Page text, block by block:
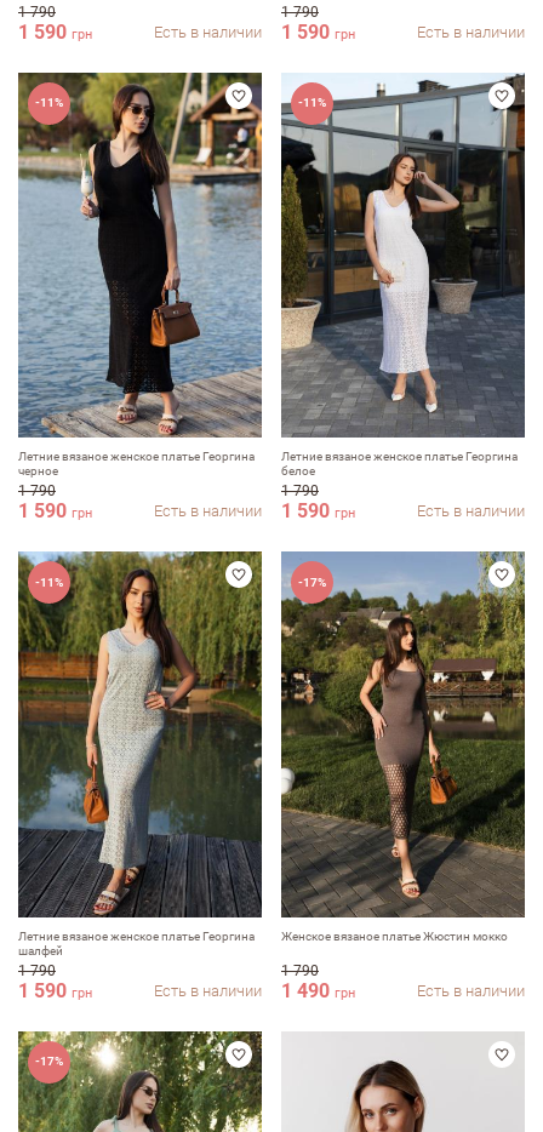
1 790
1 590 грн Есть в наличии
1 790
1 590 грн Есть в наличии
-11%
Летние вязаное женское платье Георгина
черное
1 790
1 590 грн Есть в наличии
-11%
Летние вязаное женское платье Георгина
белое
1 790
1 590 грн Есть в наличии
-11%
Летние вязаное женское платье Георгина
шалфей
1 790
1 590 грн Есть в наличии
-17%
Женское вязаное платье Жюстин мокко
1 790
1 490 грн Есть в наличии
-17%
Оставить отзыв